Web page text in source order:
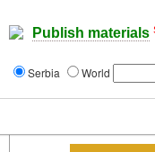
Publish materials
Serbia World